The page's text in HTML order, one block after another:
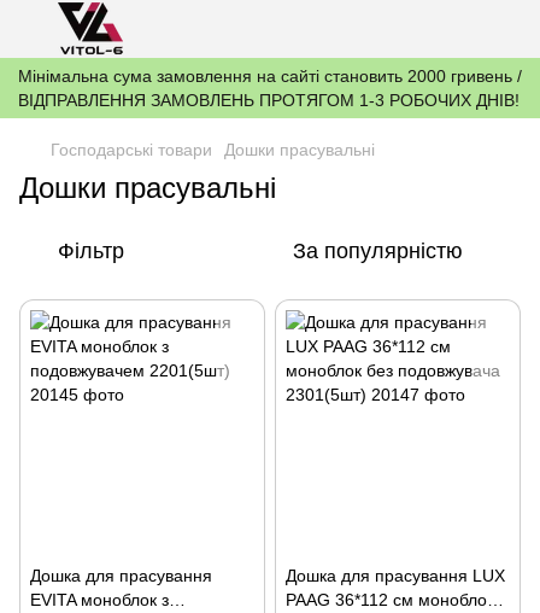
Мінімальна сума замовлення на сайті становить 2000 гривень /
ВІДПРАВЛЕННЯ ЗАМОВЛЕНЬ ПРОТЯГОМ 1-3 РОБОЧИХ ДНІВ!
Господарські товари Дошки прасувальні
Дошки прасувальні
Фільтр За популярністю
Дошка для прасування
EVITA моноблок з
Дошка для прасування LUX
PAAG 36*112 см моноблок